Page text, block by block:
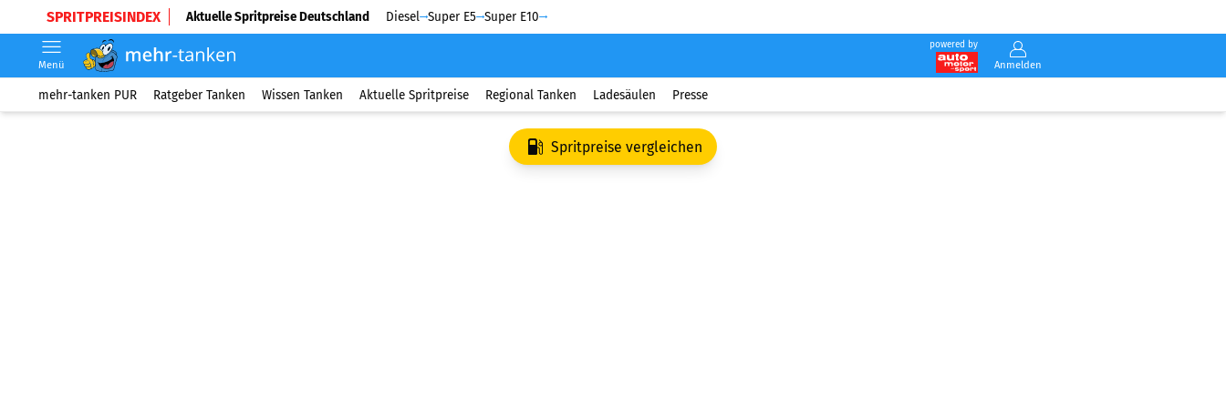
SPRITPREISINDEX Aktuelle Spritpreise Deutschland Diesel Super E5 Super E10
powered by
Anmelden
Menü
mehr-tanken PUR Ratgeber Tanken Wissen Tanken Aktuelle Spritpreise Regional Tanken Ladesäulen Presse
Spritpreise vergleichen